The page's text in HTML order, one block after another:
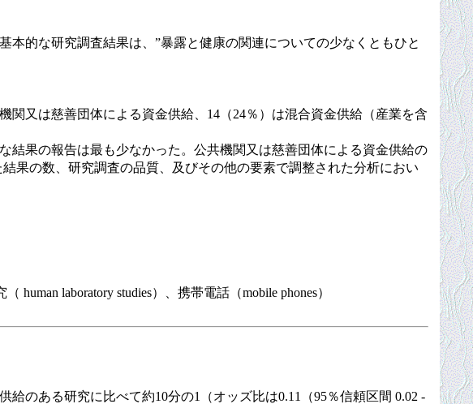
的な研究調査結果は、”暴露と健康の関連についての少なくともひと
又は慈善団体による資金供給、14（24％）は混合資金供給（産業を含
果の報告は最も少なかった。公共機関又は慈善団体による資金供給の
果の数、研究調査の品質、及びその他の要素で調整された分析におい
laboratory studies）、携帯電話（mobile phones）
のある研究に比べて約10分の1（オッズ比は0.11（95％信頼区間 0.02 -